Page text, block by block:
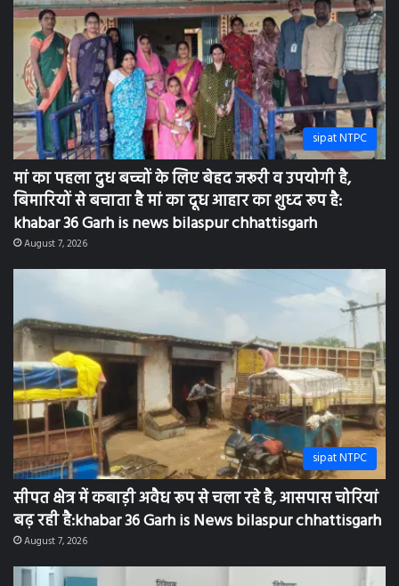
sipat NTPC
मां का पहला दुध बच्चों के लिए बेहद जरूरी व उपयोगी है,
बिमारियों से बचाता है मां का दूध आहार का शुध्द रूप है:
khabar 36 Garh is news bilaspur chhattisgarh
August 7, 2026
sipat NTPC
सीपत क्षेत्र में कबाड़ी अवैध रूप से चला रहे है, आसपास चोरियां
बढ़ रही है:khabar 36 Garh is News bilaspur chhattisgarh
August 7, 2026